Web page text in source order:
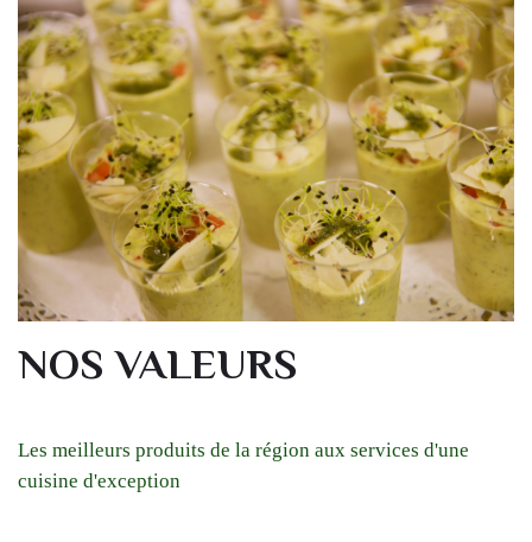
NOS VALEURS
Les meilleurs produits de la région aux services d'une
cuisine d'exception